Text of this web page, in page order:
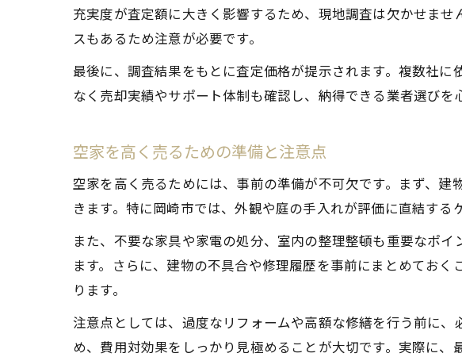
空家
空家
査定結果
空家
空家
空家
充実度が査定額に大きく影響するため、現地調査は欠かせま
スもあるため注意が必要です。
最後に、調査結果をもとに査定価格が提示されます。複数社
なく売却実績やサポート体制も確認し、納得できる業者選びを
空家を高く売るための準備と注意点
空家を高く売るためには、事前の準備が不可欠です。まず、
きます。特に岡崎市では、外観や庭の手入れが評価に直結する
また、不要な家具や家電の処分、室内の整理整頓も重要なポ
ます。さらに、建物の不具合や修理履歴を事前にまとめてお
ります。
注意点としては、過度なリフォームや高額な修繕を行う前に
め、費用対効果をしっかり見極めることが大切です。実際に、